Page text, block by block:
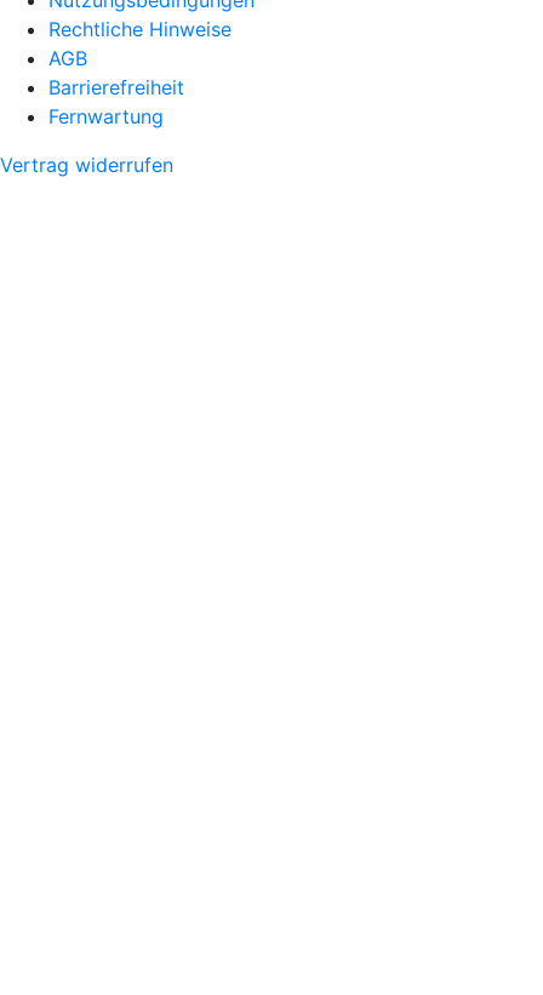
Rechtliche Hinweise
AGB
Barrierefreiheit
Fernwartung
Vertrag widerrufen